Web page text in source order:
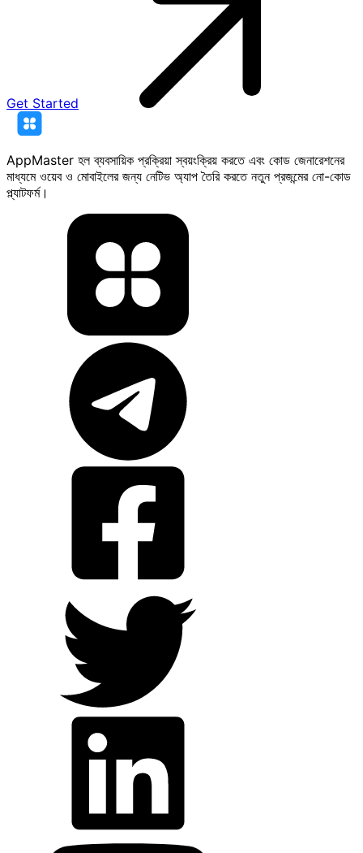
Get Started
AppMaster হল ব্যবসায়িক প্রক্রিয়া স্বয়ংক্রিয় করতে এবং কোড জেনারেশনের
মাধ্যমে ওয়েব ও মোবাইলের জন্য নেটিভ অ্যাপ তৈরি করতে নতুন প্রজন্মের নো-কোড
প্ল্যাটফর্ম।